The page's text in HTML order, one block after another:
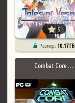
5
Размер: 10.17 ГБ
Combat Core …